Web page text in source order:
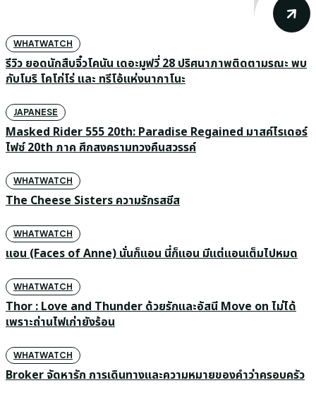
WHATWATCH
รีวิว ยอดนักสืบจิ๋วโคนัน เดอะมูฟวี่ 28 ปริศนาภาพติดตามรณะ พบ
กับโมริ โคโก่โร่ และ ทรีโอ้แห่งนากาโนะ
JAPANESE
Masked Rider 555 20th: Paradise Regained มาสค์ไรเดอร์
ไฟซ์ 20th ภาค ศึกสงครามทวงคืนสวรรค์
WHATWATCH
The Cheese Sisters ความรักรสชีส
WHATWATCH
แอน (Faces of Anne) นั่นก็แอน นี่ก็แอน มีแต่แอนเต็มไปหมด
WHATWATCH
Thor : Love and Thunder ด้วยรักและอัสนี Move on ไม่ได้
เพราะถ่านไฟเก่ายังร้อน
WHATWATCH
Broker จัดหารัก การเดินทางและความหมายของคำว่าครอบครัว